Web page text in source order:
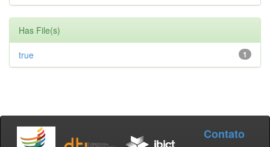
Has File(s)
1
true
Contato